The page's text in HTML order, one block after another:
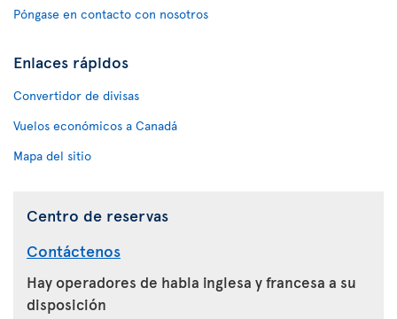
Póngase en contacto con nosotros
Enlaces rápidos
Convertidor de divisas
Vuelos económicos a Canadá
Mapa del sitio
Centro de reservas
Contáctenos
Hay operadores de habla inglesa y francesa a su
disposición